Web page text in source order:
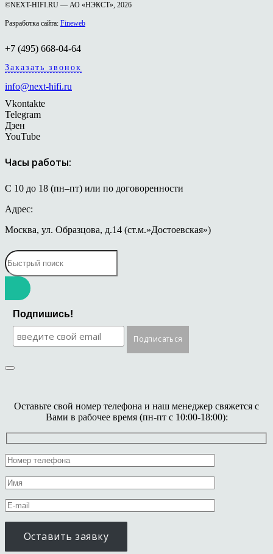
©NEXT-HIFI.RU — АО «НЭКСТ», 2026
Разработка сайта: Fineweb
+7 (495) 668-04-64
Заказать звонок
info@next-hifi.ru
Vkontakte
Telegram
Дзен
YouTube
Часы работы:
С 10 до 18 (пн–пт) или по договоренности
Адрес:
Москва, ул. Образцова, д.14 (ст.м.»Достоевская»)
Подпишись!
Оставьте свой номер телефона и наш менеджер свяжется с
Вами в рабочее время (пн-пт с 10:00-18:00):